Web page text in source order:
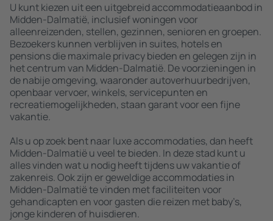
U kunt kiezen uit een uitgebreid accommodatieaanbod in
Midden-Dalmatië, inclusief woningen voor
alleenreizenden, stellen, gezinnen, senioren en groepen.
Bezoekers kunnen verblijven in suites, hotels en
pensions die maximale privacy bieden en gelegen zijn in
het centrum van Midden-Dalmatië. De voorzieningen in
de nabije omgeving, waaronder autoverhuurbedrijven,
openbaar vervoer, winkels, servicepunten en
recreatiemogelijkheden, staan garant voor een fijne
vakantie.
Als u op zoek bent naar luxe accommodaties, dan heeft
Midden-Dalmatië u veel te bieden. In deze stad kunt u
alles vinden wat u nodig heeft tijdens uw vakantie of
zakenreis. Ook zijn er geweldige accommodaties in
Midden-Dalmatië te vinden met faciliteiten voor
gehandicapten en voor gasten die reizen met baby’s,
jonge kinderen of huisdieren.